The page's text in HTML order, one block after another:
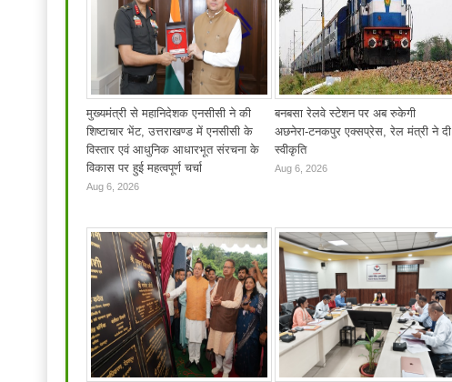
मुख्यमंत्री से महानिदेशक एनसीसी ने की
शिष्टाचार भेंट, उत्तराखण्ड में एनसीसी के
विस्तार एवं आधुनिक आधारभूत संरचना के
विकास पर हुई महत्वपूर्ण चर्चा
Aug 6, 2026
बनबसा रेलवे स्टेशन पर अब रुकेगी
अछनेरा-टनकपुर एक्सप्रेस, रेल मंत्री ने दी
स्वीकृति
Aug 6, 2026